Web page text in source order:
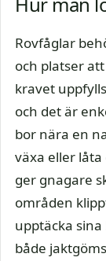
Rovfåglar
och platser
kravet
och det är
bor nära en
växa eller
ger gnagare
områden
upptäcka
både